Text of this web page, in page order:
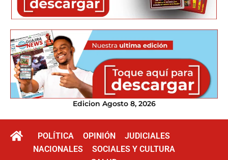
Edicion Agosto 8, 2026
POLÍTICA OPINIÓN
JUDICIALES
NACIONALES
SOCIALES Y CULTURA